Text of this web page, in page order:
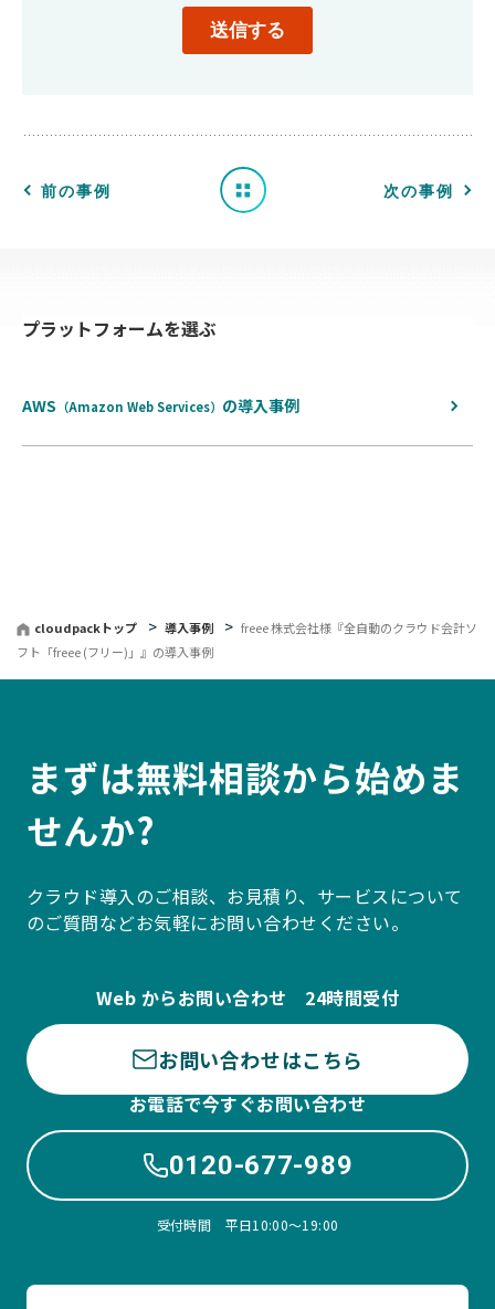
前の事例
例
一 次の事例
プラットフォームを選ぶ
AWS （Amazon Web Services） の導入事例
cloudpackトップ 導入事例
freee 株式会社様『全自動のクラウド会計ソ
フト「freee (フリー)」』の導入事例
まずは無料相談から始めま
せんか?
クラウド導入のご相談、お見積り、サービスについて
のご質問などお気軽にお問い合わせください。
Web からお問い合わせ 24時間受付
お問い合わせはこちら
お電話で今すぐお問い合わせ
0120-677-989
受付時間 平日10:00〜19:00